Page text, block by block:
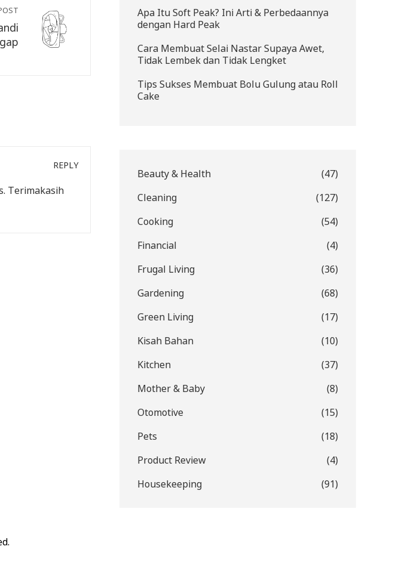
REPLY
Terimakasih
Apa Itu Soft Peak? Ini Arti & Perbedaannya
dengan Hard Peak
Cara Membuat Selai Nastar Supaya Awet,
Tidak Lembek dan Tidak Lengket
Tips Sukses Membuat Bolu Gulung atau Roll
Cake
Beauty & Health
(47)
Cleaning
(127)
Cooking
(54)
Financial
(4)
Frugal Living
(36)
Gardening
(68)
Green Living
(17)
Kisah Bahan
(10)
Kitchen
(37)
Mother & Baby
(8)
Otomotive
(15)
Pets
(18)
Product Review
(4)
Housekeeping
(91)